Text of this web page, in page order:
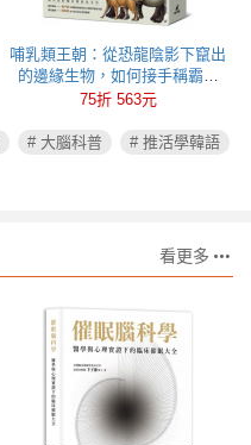
哺乳類王朝：從恐龍陰影下竄出
的邊緣生物，如何接手稱霸地
球？
75折 563元
# 大腦科普
# 推活學韓語
看更多